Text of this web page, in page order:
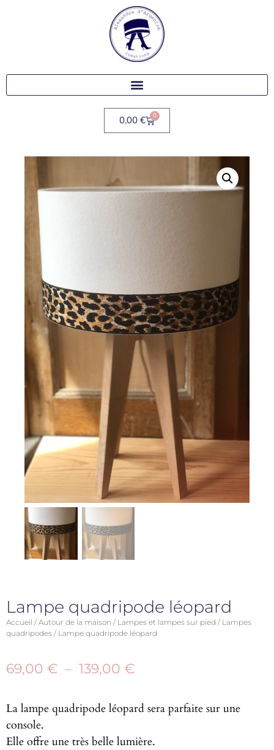
0,00 € 0
Lampe quadripode léopard
Accueil / Autour de la maison / Lampes et lampes sur pied / Lampes
quadripodes / Lampe quadripode léopard
69,00 € – 139,00 €
La lampe quadripode léopard sera parfaite sur une
console.
Elle offre une très belle lumière.